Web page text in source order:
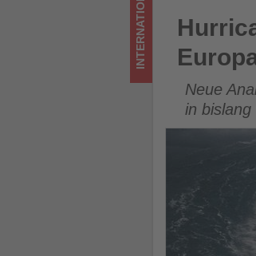
Hurricane
INTERNATIONAL
Neue
in bislang